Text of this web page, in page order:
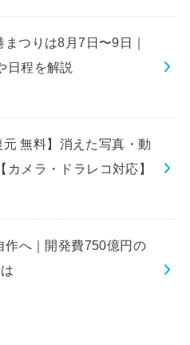
つりは8月7日〜9日｜
日程を解説
元 無料】消えた写真・動
メラ・ドラレコ対応】
へ｜開発費750億円の